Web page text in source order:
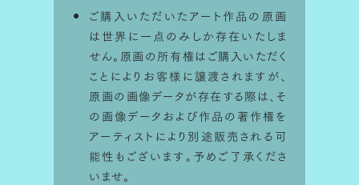
ご購入いただいたアート作品の原画
は世界に一点のみしか存在いたしま
せん。原画の所有権はご購入いただく
ことによりお客様に譲渡されますが、
原画の画像データが存在する際は、そ
の画像データおよび作品の著作権を
アーティストにより別途販売される可
能性もございます。予めご了承くださ
いませ。